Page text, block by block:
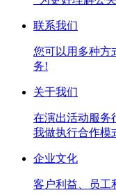
联系我们
您可以用多种方
务!
关于我们
在演出活动服务
我做执行合作模
企业文化
客户利益、员工